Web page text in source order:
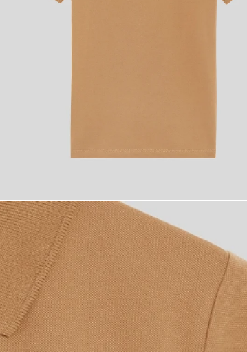
con polo con el monograma de L&S en color